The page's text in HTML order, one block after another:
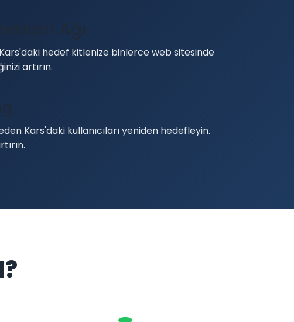
hedef kitlenize binlerce web sitesinde
artırın.
Kars'daki kullanıcıları yeniden hedefleyin.